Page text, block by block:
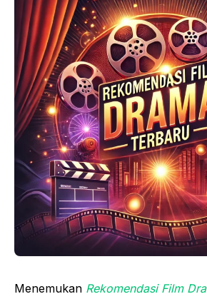
Menemukan Rekomendasi Film